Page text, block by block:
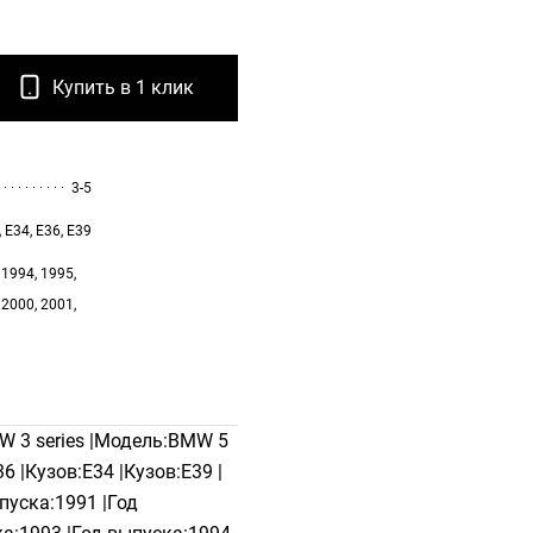
Купить в 1 клик
3-5
E34, E36, E39
1995,
2001,
3 series |Модель:BMW 5
|Кузов:E34 |Кузов:E39 |
|Год